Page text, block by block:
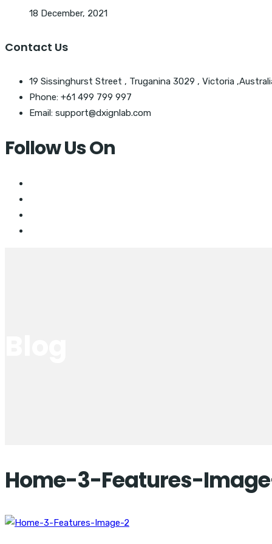
18 December, 2021
Contact Us
19 Sissinghurst Street , Truganina 3029 , Victoria
Phone: +61 499 799 997
Email: support@dxignlab.com
Follow Us On
Home-3-Features-